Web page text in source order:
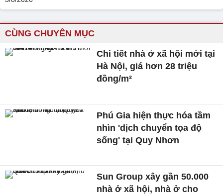
CÙNG CHUYÊN MỤC
Chi tiết nhà ở xã hội mới tại
Hà Nội, giá hơn 28 triệu
đồng/m²
Phú Gia hiện thực hóa tầm
nhìn 'dịch chuyển tọa độ
sống' tại Quy Nhơn
Sun Group xây gần 50.000
nhà ở xã hội, nhà ở cho